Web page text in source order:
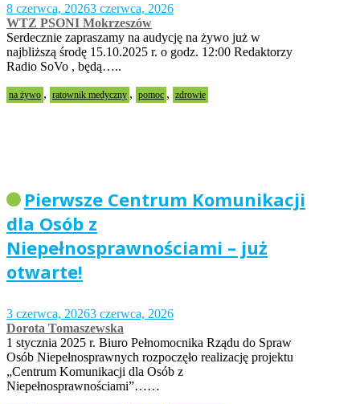
8 czerwca, 20263 czerwca, 2026
WTZ PSONI Mokrzeszów
Serdecznie zapraszamy na audycję na żywo już w
najbliższą środę 15.10.2025 r. o godz. 12:00 Redaktorzy
Radio SoVo , będą…..
na żywo , ratownik medyczny , pomoc , zdrowie
Pierwsze Centrum Komunikacji
dla Osób z
Niepełnosprawnościami – już
otwarte!
3 czerwca, 20263 czerwca, 2026
Dorota Tomaszewska
1 stycznia 2025 r. Biuro Pełnomocnika Rządu do Spraw
Osób Niepełnosprawnych rozpoczęło realizację projektu
„Centrum Komunikacji dla Osób z
Niepełnosprawnościami”……